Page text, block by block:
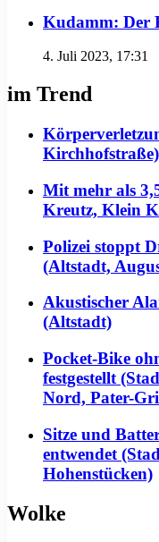
Kudamm: Der
4. Juli 2023, 17:31
im Trend
Kirchhofstraße)
Mit mehr als
Kreutz, Klein
Polizei stoppt
(Altstadt,
Akustischer
(Altstadt)
Pocket-Bike
festgestellt
Nord, Pater-
Sitze und
entwendet
Hohenstücken)
Wolke